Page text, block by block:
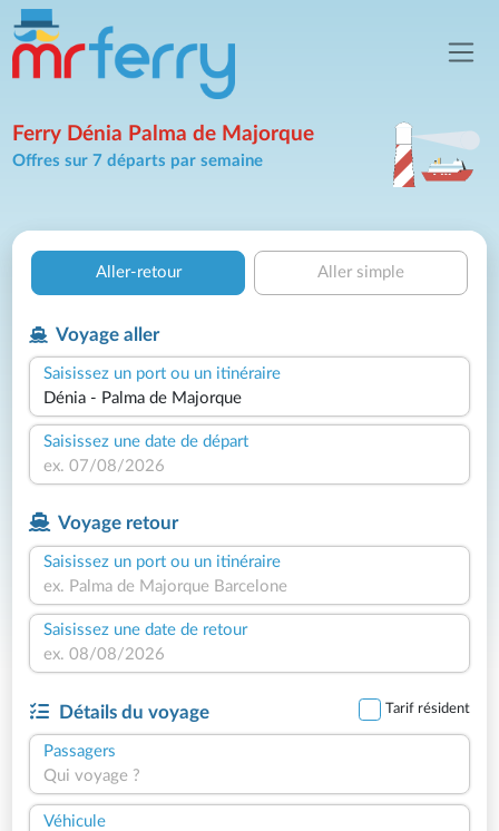
Ferry Dénia Palma de Majorque
Offres sur 7 départs par semaine
Aller-retour Aller simple
Voyage aller
Saisissez un port ou un itinéraire
Saisissez une date de départ
Voyage retour
Saisissez un port ou un itinéraire
Saisissez une date de retour
Détails du voyage Tarif résident
Passagers
Qui voyage ?
Véhicule